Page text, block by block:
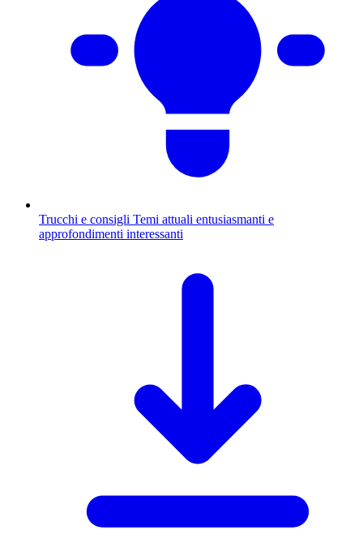
Trucchi e consigli Temi attuali entusiasmanti e
approfondimenti interessanti